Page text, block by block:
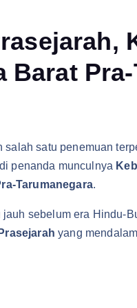
salah satu penemuan
penanda munculnya
Tarumanegara.
sebelum era Hindu-
yang